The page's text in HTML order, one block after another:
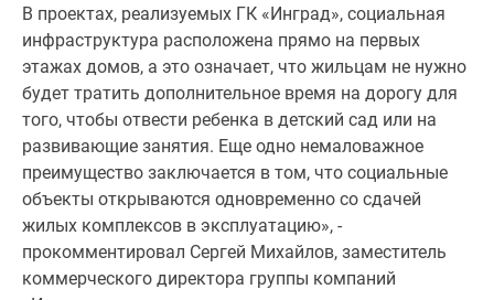
ипотека
Военная
ипотека
Банки
программы
Медиа
Новости
недвижимости
Мнение
эксперта
В проектах, реализуемых ГК «Инград», социальная
инфраструктура расположена прямо на первых
этажах домов, а это означает, что жильцам не нужно
будет тратить дополнительное время на дорогу для
того, чтобы отвести ребенка в детский сад или на
развивающие занятия. Еще одно немаловажное
преимущество заключается в том, что социальные
объекты открываются одновременно со сдачей
жилых комплексов в эксплуатацию», -
прокомментировал Сергей Михайлов, заместитель
коммерческого директора группы компаний